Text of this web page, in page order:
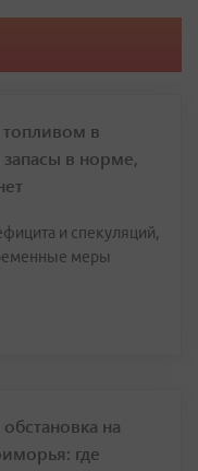
топливом в
в норме,
и спекуляций,
меры
на
где